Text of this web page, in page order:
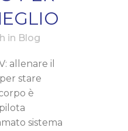
in Blog
allenare il
stare
è
sistema